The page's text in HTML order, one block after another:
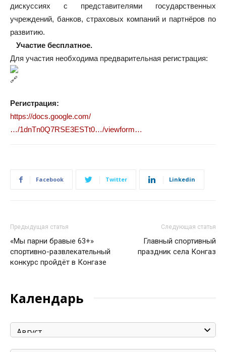
дискуссиях с представителями государственных
учреждений, банков, страховых компаний и партнёров по
развитию.
Участие бесплатное.
Для участия необходима предварительная регистрация:
Регистрация:
https://docs.google.com/
…/1dnTn0Q7RSE3ESTt0…/viewform…
Facebook Twitter Linkedin
Предыдущая статья
«Мы парни бравые 63+»
спортивно-развлекательный
конкурс пройдёт в Конгазе
Следующая статья
Главный спортивный
праздник села Конгаз
Календарь